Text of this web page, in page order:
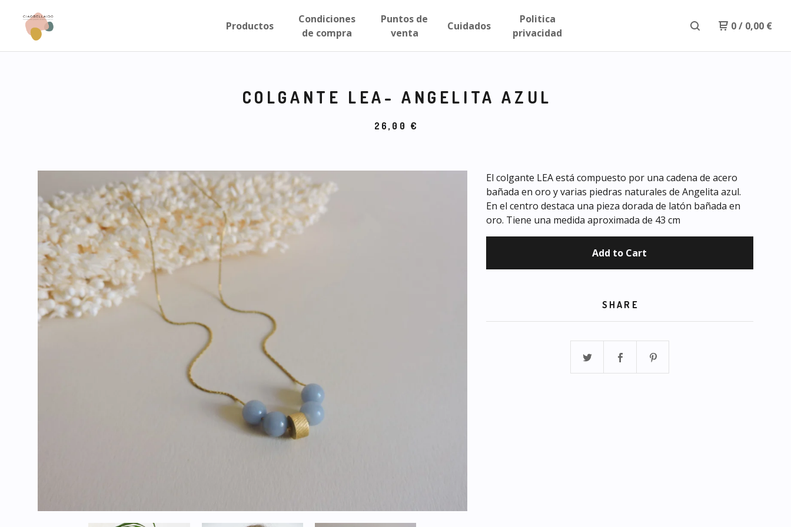
Productos
Condiciones
de compra
Puntos de
venta
Cuidados
Politica
privacidad
0/ 0,00 €
COLGANTE LEA- ANGELITA AZUL
26,00 €
El colgante LEA está compuesto por una cadena de acero
bañada en oro y varias piedras naturales de Angelita azul.
En el centro destaca una pieza dorada de latón bañada en
oro. Tiene una medida aproximada de 43 cm
Add to Cart
SHARE